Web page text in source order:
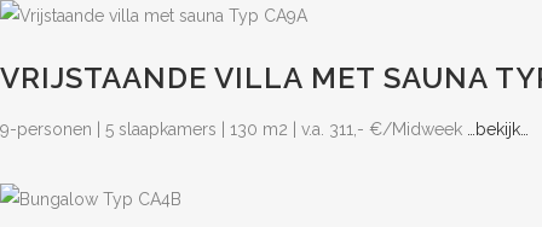
VRIJSTAANDE VILLA MET SAUNA
9-personen | 5 slaapkamers | 130 m2 | v.a. 311,- €/Midweek …bekijk…